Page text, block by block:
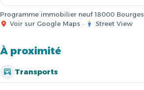
Programme immobilier neuf 18000 Bourges
Voir sur Google Maps · Street View
À proximité
Transports